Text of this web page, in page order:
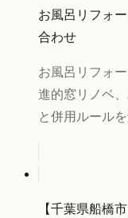
お風呂リフォ
合わせ
お風呂リフォ
進的窓リノベ
と併用ルール
【千葉県船橋